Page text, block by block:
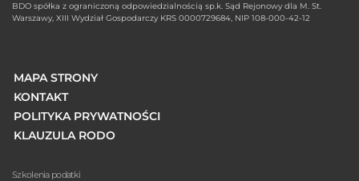
BDO spółka z ograniczoną odpowiedzialnością sp.k. Sąd Rejonowy dla M. St.
Warszawy, XIII Wydział Gospodarczy KRS 0000729684, NIP 108-000-42-12
MAPA STRONY
KONTAKT
POLITYKA PRYWATNOŚCI
KLAUZULA RODO
Szkolenia podatki